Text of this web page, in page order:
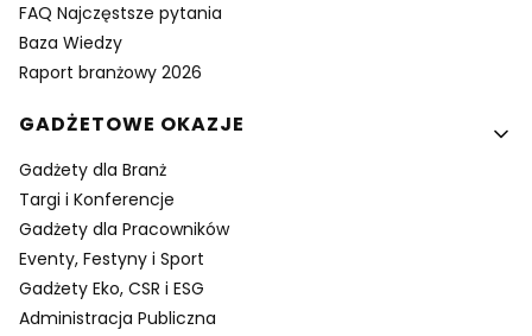
FAQ Najczęstsze pytania
Baza Wiedzy
Raport branżowy 2026
GADŻETOWE OKAZJE
Gadżety dla Branż
Targi i Konferencje
Gadżety dla Pracowników
Eventy, Festyny i Sport
Gadżety Eko, CSR i ESG
Administracja Publiczna